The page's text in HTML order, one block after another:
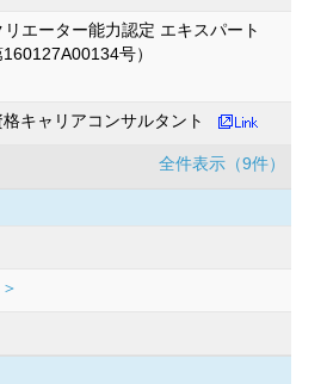
リエーター能力認定 エキスパート
160127A00134号）
キャリアコンサルタント
全件表示（9件）